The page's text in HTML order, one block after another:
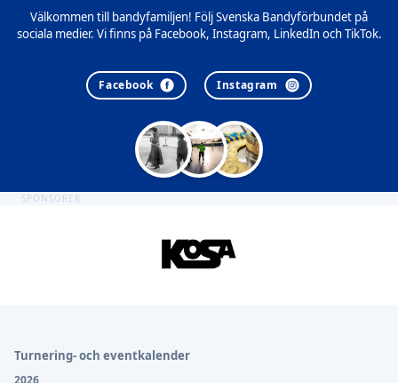
Välkommen till bandyfamiljen! Följ Svenska Bandyförbundet på
sociala medier. Vi finns på Facebook, Instagram, LinkedIn och TikTok.
Facebook Instagram
SPONSORER
Turnering- och eventkalender